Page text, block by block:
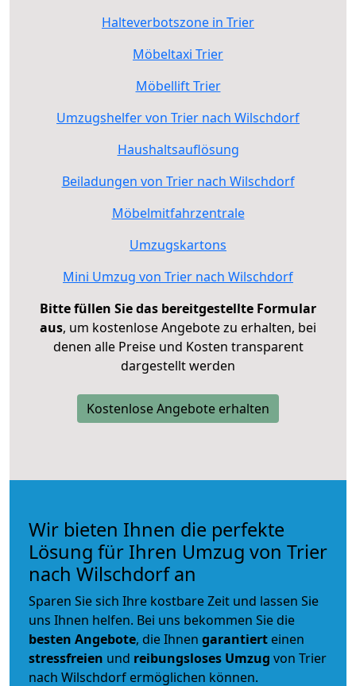
Halteverbotszone in Trier
Möbeltaxi Trier
Möbellift Trier
Umzugshelfer von Trier nach Wilschdorf
Haushaltsauflösung
Beiladungen von Trier nach Wilschdorf
Möbelmitfahrzentrale
Umzugskartons
Mini Umzug von Trier nach Wilschdorf
Bitte füllen Sie das bereitgestellte Formular
aus, um kostenlose Angebote zu erhalten, bei
denen alle Preise und Kosten transparent
dargestellt werden
Kostenlose Angebote erhalten
Wir bieten Ihnen die perfekte
Lösung für Ihren Umzug von Trier
nach Wilschdorf an
Sparen Sie sich Ihre kostbare Zeit und lassen Sie
uns Ihnen helfen. Bei uns bekommen Sie die
besten Angebote, die Ihnen garantiert einen
stressfreien und reibungsloses Umzug von Trier
nach Wilschdorf ermöglichen können.